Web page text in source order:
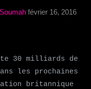
février 16, 2016
30 milliards de
les prochaines
britannique